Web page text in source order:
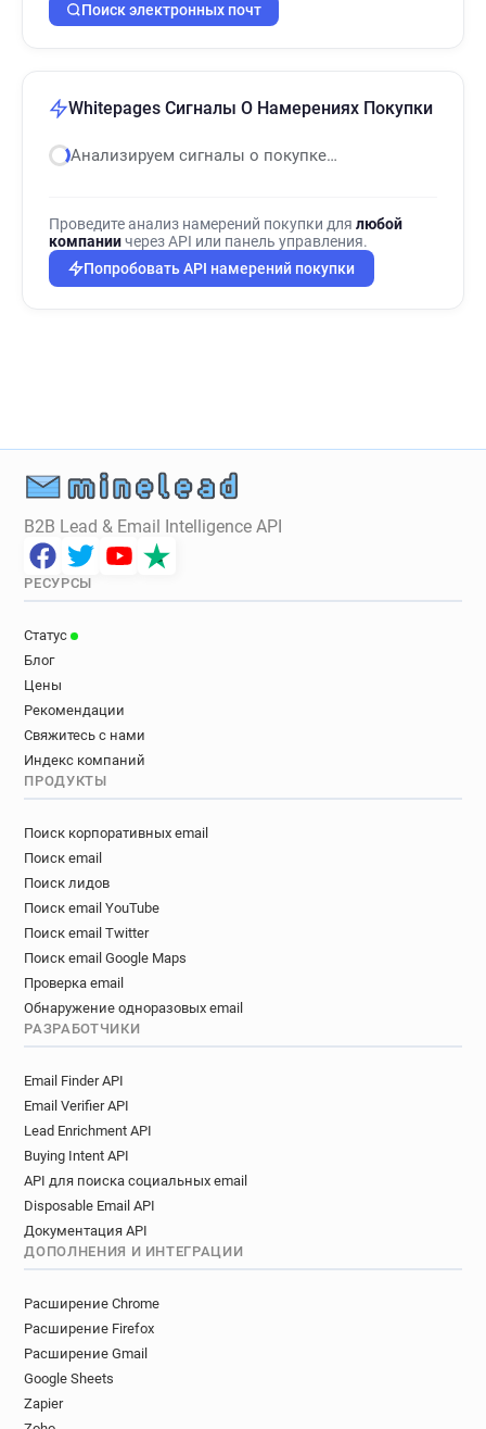
Поиск электронных почт
Whitepages Сигналы О Намерениях Покупки
Анализируем сигналы о покупке…
Проведите анализ намерений покупки для любой
компаниичерез API или панель управления.
Попробовать API намерений покупки
B2B Lead & Email Intelligence API
РЕСУРСЫ
Статус
Блог
Цены
Рекомендации
Свяжитесь с нами
Индекс компаний
ПРОДУКТЫ
Поиск корпоративных email
Поиск email
Поиск лидов
Поиск email YouTube
Поиск email Twitter
Поиск email Google Maps
Проверка email
Обнаружение одноразовых email
РАЗРАБОТЧИКИ
Email Finder API
Email Verifier API
Lead Enrichment API
Buying Intent API
API для поиска социальных email
Disposable Email API
Документация API
ДОПОЛНЕНИЯ И ИНТЕГРАЦИИ
Расширение Chrome
Расширение Firefox
Расширение Gmail
Google Sheets
Zapier